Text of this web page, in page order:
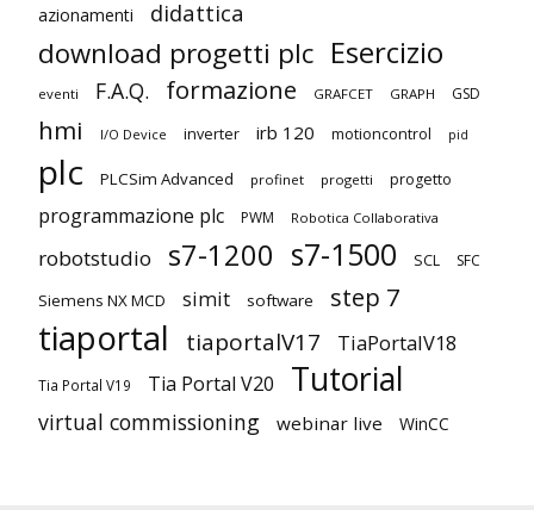
azionamenti didattica
download progetti plc Esercizio
eventi F.A.Q. formazione GRAFCET GRAPH GSD
hmi I/O Device inverter irb 120 motioncontrol pid
plc PLCSim Advanced profinet progetti progetto
programmazione plc PWM Robotica Collaborativa
robotstudio s7-1200 s7-1500 SCL SFC
Siemens NX MCD simit software step 7
tiaportal tiaportalV17 TiaPortalV18
Tia Portal V19 Tia Portal V20 Tutorial
virtual commissioning webinar live WinCC